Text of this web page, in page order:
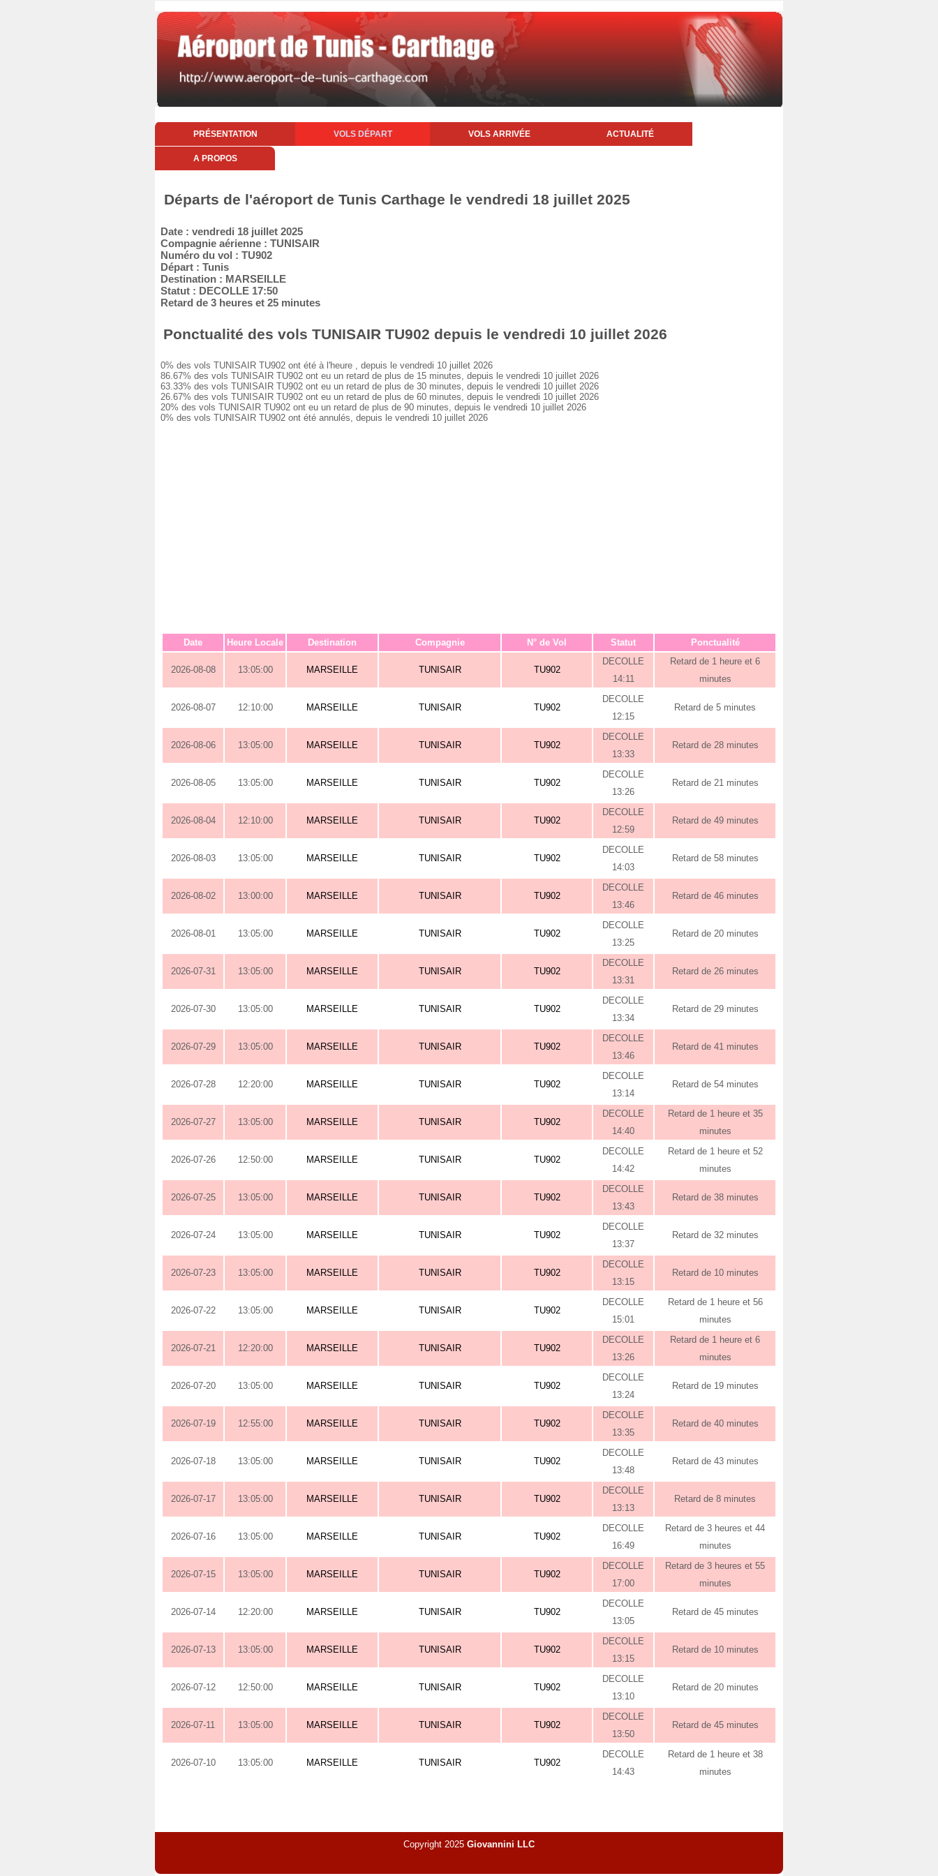
PRÉSENTATION VOLS DÉPART VOLS ARRIVÉE ACTUALITÉ
A PROPOS
Départs de l'aéroport de Tunis Carthage le vendredi 18 juillet 2025
Date : vendredi 18 juillet 2025
Compagnie aérienne : TUNISAIR
Numéro du vol : TU902
Départ : Tunis
Destination : MARSEILLE
Statut : DECOLLE 17:50
Retard de 3 heures et 25 minutes
Ponctualité des vols TUNISAIR TU902 depuis le vendredi 10 juillet 2026
0% des vols TUNISAIR TU902 ont été à l'heure , depuis le vendredi 10 juillet 2026
86.67% des vols TUNISAIR TU902 ont eu un retard de plus de 15 minutes, depuis le vendredi 10 juillet 2026
63.33% des vols TUNISAIR TU902 ont eu un retard de plus de 30 minutes, depuis le vendredi 10 juillet 2026
26.67% des vols TUNISAIR TU902 ont eu un retard de plus de 60 minutes, depuis le vendredi 10 juillet 2026
20% des vols TUNISAIR TU902 ont eu un retard de plus de 90 minutes, depuis le vendredi 10 juillet 2026
0% des vols TUNISAIR TU902 ont été annulés, depuis le vendredi 10 juillet 2026
Date Heure Locale Destination Compagnie N° de Vol Statut Ponctualité
2026-08-08 13:05:00 MARSEILLE TUNISAIR TU902
DECOLLE
14:11
Retard de 1 heure et 6
minutes
2026-08-07 12:10:00 MARSEILLE TUNISAIR TU902
DECOLLE
12:15
Retard de 5 minutes
2026-08-06 13:05:00 MARSEILLE TUNISAIR TU902
DECOLLE
13:33
Retard de 28 minutes
2026-08-05 13:05:00 MARSEILLE TUNISAIR TU902
DECOLLE
13:26
Retard de 21 minutes
2026-08-04 12:10:00 MARSEILLE TUNISAIR TU902
DECOLLE
12:59
Retard de 49 minutes
2026-08-03 13:05:00 MARSEILLE TUNISAIR TU902
DECOLLE
14:03
Retard de 58 minutes
2026-08-02 13:00:00 MARSEILLE TUNISAIR TU902
DECOLLE
13:46
Retard de 46 minutes
2026-08-01 13:05:00 MARSEILLE TUNISAIR TU902
DECOLLE
13:25
Retard de 20 minutes
2026-07-31 13:05:00 MARSEILLE TUNISAIR TU902
DECOLLE
13:31
Retard de 26 minutes
2026-07-30 13:05:00 MARSEILLE TUNISAIR TU902
DECOLLE
13:34
Retard de 29 minutes
2026-07-29 13:05:00 MARSEILLE TUNISAIR TU902
DECOLLE
13:46
Retard de 41 minutes
2026-07-28 12:20:00 MARSEILLE TUNISAIR TU902
DECOLLE
13:14
Retard de 54 minutes
2026-07-27 13:05:00 MARSEILLE TUNISAIR TU902
DECOLLE
14:40
Retard de 1 heure et 35
minutes
2026-07-26 12:50:00 MARSEILLE TUNISAIR TU902
DECOLLE
14:42
Retard de 1 heure et 52
minutes
2026-07-25 13:05:00 MARSEILLE TUNISAIR TU902
DECOLLE
13:43
Retard de 38 minutes
2026-07-24 13:05:00 MARSEILLE TUNISAIR TU902
DECOLLE
13:37
Retard de 32 minutes
2026-07-23 13:05:00 MARSEILLE TUNISAIR TU902
DECOLLE
13:15
Retard de 10 minutes
2026-07-22 13:05:00 MARSEILLE TUNISAIR TU902
DECOLLE
15:01
Retard de 1 heure et 56
minutes
2026-07-21 12:20:00 MARSEILLE TUNISAIR TU902
DECOLLE
13:26
Retard de 1 heure et 6
minutes
2026-07-20 13:05:00 MARSEILLE TUNISAIR TU902
DECOLLE
13:24
Retard de 19 minutes
2026-07-19 12:55:00 MARSEILLE TUNISAIR TU902
DECOLLE
13:35
Retard de 40 minutes
2026-07-18 13:05:00 MARSEILLE TUNISAIR TU902
DECOLLE
13:48
Retard de 43 minutes
2026-07-17 13:05:00 MARSEILLE TUNISAIR TU902
DECOLLE
13:13
Retard de 8 minutes
2026-07-16 13:05:00 MARSEILLE TUNISAIR TU902
DECOLLE
16:49
Retard de 3 heures et 44
minutes
2026-07-15 13:05:00 MARSEILLE TUNISAIR TU902
DECOLLE
17:00
Retard de 3 heures et 55
minutes
2026-07-14 12:20:00 MARSEILLE TUNISAIR TU902
DECOLLE
13:05
Retard de 45 minutes
2026-07-13 13:05:00 MARSEILLE TUNISAIR TU902
DECOLLE
13:15
Retard de 10 minutes
2026-07-12 12:50:00 MARSEILLE TUNISAIR TU902
DECOLLE
13:10
Retard de 20 minutes
2026-07-11 13:05:00 MARSEILLE TUNISAIR TU902
DECOLLE
13:50
Retard de 45 minutes
2026-07-10 13:05:00 MARSEILLE TUNISAIR TU902
DECOLLE
14:43
Retard de 1 heure et 38
minutes
Copyright 2025 Giovannini LLC